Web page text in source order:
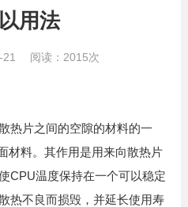
用法
21 阅读：2015次
热片之间的空隙的材料的一
材料。其作用是用来向散热片
CPU温度保持在一个可以稳定
热不良而损毁，并延长使用寿